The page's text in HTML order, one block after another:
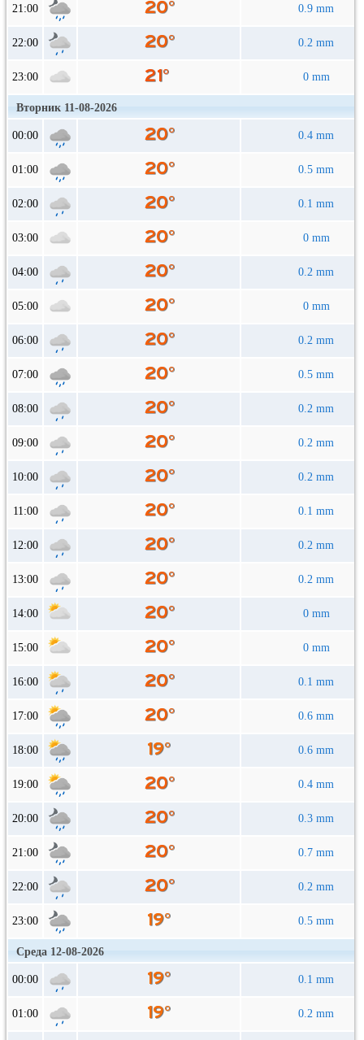
21:00 0.9 mm
22:00 0.2 mm
23:00 0 mm
Вторник 11-08-2026
00:00 0.4 mm
01:00 0.5 mm
02:00 0.1 mm
03:00 0 mm
04:00 0.2 mm
05:00 0 mm
06:00 0.2 mm
07:00 0.5 mm
08:00 0.2 mm
09:00 0.2 mm
10:00 0.2 mm
11:00 0.1 mm
12:00 0.2 mm
13:00 0.2 mm
14:00 0 mm
15:00 0 mm
16:00 0.1 mm
17:00 0.6 mm
18:00 0.6 mm
19:00 0.4 mm
20:00 0.3 mm
21:00 0.7 mm
22:00 0.2 mm
23:00 0.5 mm
Среда 12-08-2026
00:00 0.1 mm
01:00 0.2 mm